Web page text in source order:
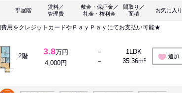
部屋階
賃料／
管理費
敷金・保証金／
礼金・権利金
間取り／
面積
お気に入り
用をクレジットカードやＰａｙＰａｙにてお支払い可能★
2階 3.8万円
4,000円
－
－
1LDK
35.36m²
追加